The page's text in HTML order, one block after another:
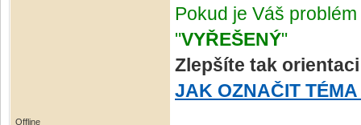
Pokud je Váš
"VYŘEŠENÝ"
Zlepšíte tak
JAK OZNAČIT TÉMA
Offline